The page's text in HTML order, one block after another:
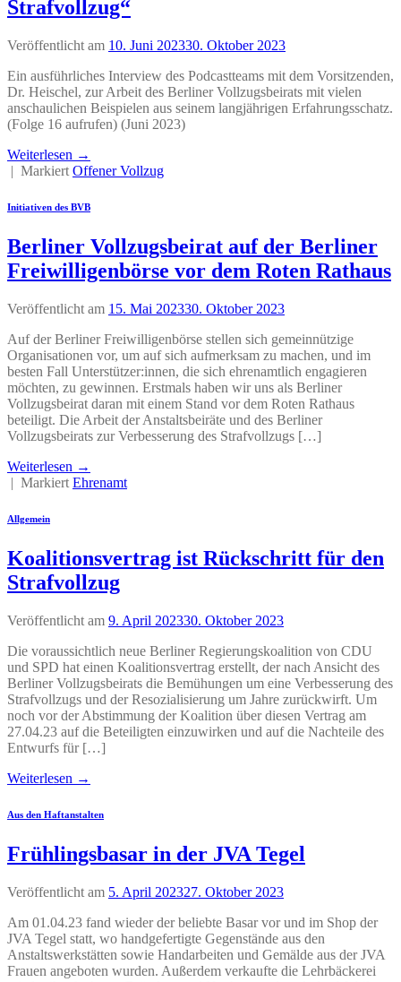
Strafvollzug“
Veröffentlicht am 10. Juni 202330. Oktober 2023
Ein ausführliches Interview des Podcastteams mit dem Vorsitzenden,
Dr. Heischel, zur Arbeit des Berliner Vollzugsbeirats mit vielen
anschaulichen Beispielen aus seinem langjährigen Erfahrungsschatz.
(Folge 16 aufrufen) (Juni 2023)
Weiterlesen →
| Markiert Offener Vollzug
Initiativen des BVB
Berliner Vollzugsbeirat auf der Berliner
Freiwilligenbörse vor dem Roten Rathaus
Veröffentlicht am 15. Mai 202330. Oktober 2023
Auf der Berliner Freiwilligenbörse stellen sich gemeinnützige
Organisationen vor, um auf sich aufmerksam zu machen, und im
besten Fall Unterstützer:innen, die sich ehrenamtlich engagieren
möchten, zu gewinnen. Erstmals haben wir uns als Berliner
Vollzugsbeirat daran mit einem Stand vor dem Roten Rathaus
beteiligt. Die Arbeit der Anstaltsbeiräte und des Berliner
Vollzugsbeirats zur Verbesserung des Strafvollzugs […]
Weiterlesen →
| Markiert Ehrenamt
Allgemein
Koalitionsvertrag ist Rückschritt für den
Strafvollzug
Veröffentlicht am 9. April 202330. Oktober 2023
Die voraussichtlich neue Berliner Regierungskoalition von CDU
und SPD hat einen Koalitionsvertrag erstellt, der nach Ansicht des
Berliner Vollzugsbeirats die Bemühungen um eine Verbesserung des
Strafvollzugs und der Resozialisierung um Jahre zurückwirft. Um
noch vor der Abstimmung der Koalition über diesen Vertrag am
27.04.23 auf die Beteiligten einzuwirken und auf die Nachteile des
Entwurfs für […]
Weiterlesen →
Aus den Haftanstalten
Frühlingsbasar in der JVA Tegel
Veröffentlicht am 5. April 202327. Oktober 2023
Am 01.04.23 fand wieder der beliebte Basar vor und im Shop der
JVA Tegel statt, wo handgefertigte Gegenstände aus den
Anstaltswerkstätten sowie Handarbeiten und Gemälde aus der JVA
Frauen angeboten wurden. Außerdem verkaufte die Lehrbäckerei